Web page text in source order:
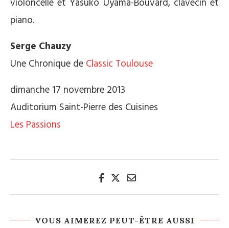
piano.
Serge Chauzy
Une Chronique de Classic Toulouse
dimanche 17 novembre 2013
Auditorium Saint-Pierre des Cuisines
Les Passions
VOUS AIMEREZ PEUT-ÊTRE AUSSI